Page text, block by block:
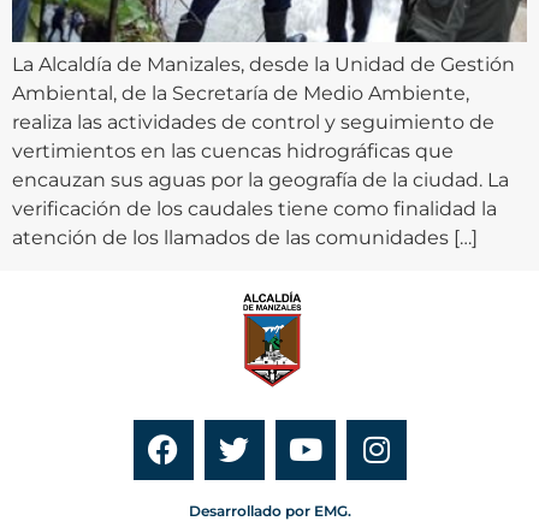
La Alcaldía de Manizales, desde la Unidad de Gestión
Ambiental, de la Secretaría de Medio Ambiente,
realiza las actividades de control y seguimiento de
vertimientos en las cuencas hidrográficas que
encauzan sus aguas por la geografía de la ciudad. La
verificación de los caudales tiene como finalidad la
atención de los llamados de las comunidades […]
Desarrollado por EMG.